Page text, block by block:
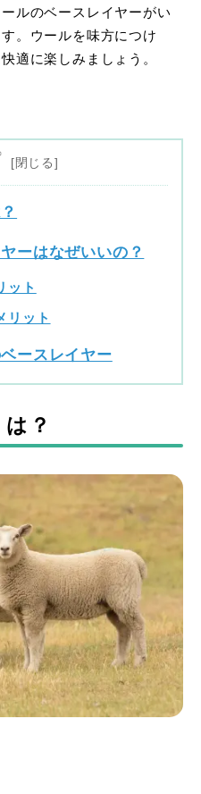
ルのベースレイヤーがい
。ウールを味方につけ
適に楽しみましょう。
ーはなぜいいの？
ット
リット
ースレイヤー
？